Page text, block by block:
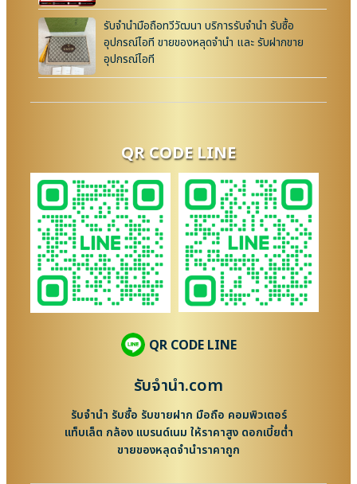
รับจำนำมือถือทวีวัฒนา บริการรับจำนำ รับซื้อ
อุปกรณ์ไอที ขายของหลุดจำนำ และ รับฝากขาย
อุปกรณ์ไอที
QR CODE LINE
QR CODE LINE
รับจํานํา.com
รับจำนำ รับซื้อ รับขายฝาก มือถือ คอมพิวเตอร์
แท็บเล็ต กล้อง แบรนด์เนม ให้ราคาสูง ดอกเบี้ยต่ำ
ขายของหลุดจำนำราคาถูก